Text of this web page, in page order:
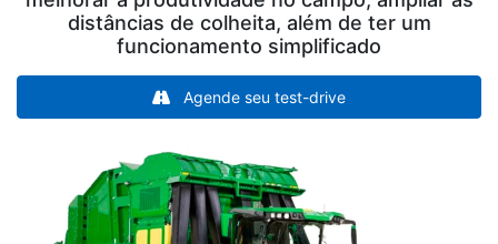
distâncias de colheita, além de ter um
funcionamento simplificado
Agende seu test-drive